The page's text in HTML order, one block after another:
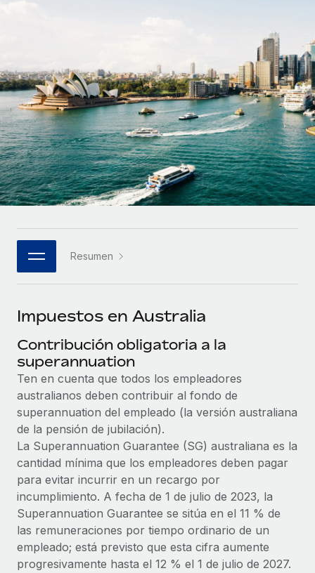
INFRAESTRUCTURA
Conexión Remote
Integra los RR. HH. en tus flujos de trabajo sin
complicaciones.
Plataforma
Funciones esenciales de RR. HH. integradas para tu
Conectar
Conecta cualquier herramienta de IA con Remote
Optimiza los procesos con herramientas empresariales
esenciales.
Pregunta a un experto
Obtén ayuda de gente experta en RR. HH. globales
y cumplimiento normativo.
Comprobaciones de antecedentes
Simplifica los procesos de cribado de candidatos.
Cumplimiento normativo
Adelántate a los riesgos de cumplimiento
normativo.
Soluciones ágiles de RR. HH. globales y nóminas para
empresas en crecimiento.
Mediana empresa
Amplía tu equipo con soluciones de RR. HH.
personalizadas.
Empresa
RR. HH. globales para grandes empresas.
ASOCIARSE
Socios tecnológicos estratégicos
Integra la gestión de los RR. HH. globales en tu
Asociarse
Remote Build Próximamente
Consultoría de integraciones y automatización con IA.
CASOS PRÁCTICOS
APRENDIZAJE CON REMOTE
Guías y recursos
Casos prácticos
Glosario de RR. HH.
Listas de verificación y plantillas
Biblioteca de descripciones de puestos
Webinarios
Información sobre salarios y talento
Centro de información
Obtén ayuda
Consulta todos los recursos
BLOG
Nómina global
EOR y PEO
Contractor Management
Impuestos
Español
Italiano
Português (Portugal)
日本語
한국어
中文（简体）Resumen
Impuestos en Australia
Contribución obligatoria a la
superannuation
Ten en cuenta que todos los empleadores
australianos deben contribuir al fondo de
superannuation del empleado (la versión australiana
de la pensión de jubilación).
La Superannuation Guarantee (SG) australiana es la
cantidad mínima que los empleadores deben pagar
para evitar incurrir en un recargo por
incumplimiento. A fecha de 1 de julio de 2023, la
Superannuation Guarantee se sitúa en el 11 % de
las remuneraciones por tiempo ordinario de un
empleado; está previsto que esta cifra aumente
progresivamente hasta el 12 % el 1 de julio de 2027.